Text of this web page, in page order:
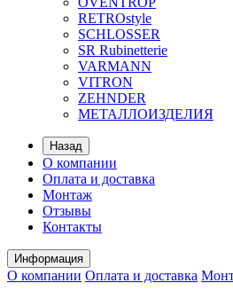
RETROstyle
SCHLOSSER
SR Rubinetterie
VARMANN
VITRON
ZEHNDER
МЕТАЛЛОИЗДЕЛИЯ
Назад
О компании
Оплата и доставка
Монтаж
Отзывы
Контакты
Информация
О компании Оплата и доставка